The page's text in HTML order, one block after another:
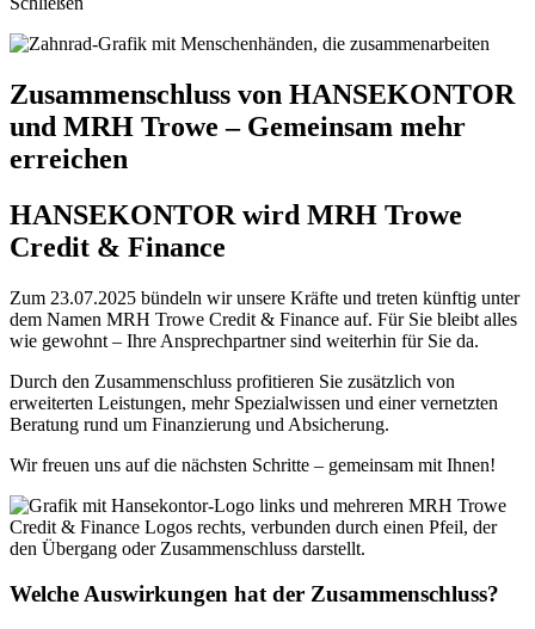
Zusammenschluss von HANSEKONTOR
und MRH Trowe – Gemeinsam mehr
erreichen
HANSEKONTOR wird MRH Trowe
Credit & Finance
Zum 23.07.2025 bündeln wir unsere Kräfte und treten künftig unter
dem Namen MRH Trowe Credit & Finance auf. Für Sie bleibt alles
wie gewohnt – Ihre Ansprechpartner sind weiterhin für Sie da.
Durch den Zusammenschluss profitieren Sie zusätzlich von
erweiterten Leistungen, mehr Spezialwissen und einer vernetzten
Beratung rund um Finanzierung und Absicherung.
Wir freuen uns auf die nächsten Schritte – gemeinsam mit Ihnen!
Welche Auswirkungen hat der Zusammenschluss?